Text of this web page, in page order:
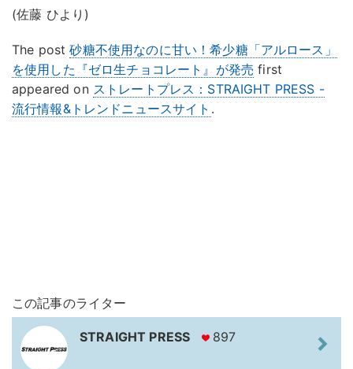
(佐藤 ひより)
The post砂糖不使用なのに甘い！希少糖「アルロース」
を使用した『ゼロ生チョコレート』が発売 first
appeared on ストレートプレス：STRAIGHT PRESS -
流行情報&トレンドニュースサイト .
この記事のライター
STRAIGHT PRESS 897